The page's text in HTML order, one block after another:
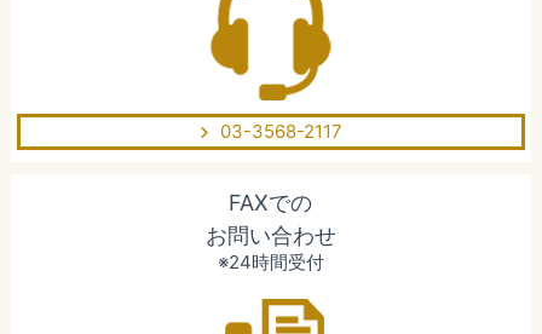
03-3568-2117
FAXでの
お問い合わせ
※24時間受付